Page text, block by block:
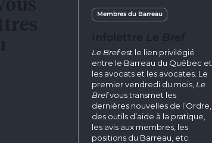
Membres du Barreau
Le Brefest le lien privilégié
entre le Barreau du Québec et
les avocats et les avocates. Le
premier vendredi du mois, Le
Brefvous transmet les
dernières nouvelles de l’Ordre,
des outils d’aide à la pratique,
les avis aux membres, les
positions du Barreau, etc.